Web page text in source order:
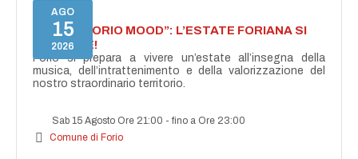
AGO
15
2026
NASCE “FORIO MOOD”: L’ESTATE FORIANA SI
ACCENDE!
Forio si prepara a vivere un’estate all’insegna della
musica, dell’intrattenimento e della valorizzazione del
nostro straordinario territorio.
Sab 15 Agosto Ore 21:00 -fino a Ore 23:00
Comune di Forio